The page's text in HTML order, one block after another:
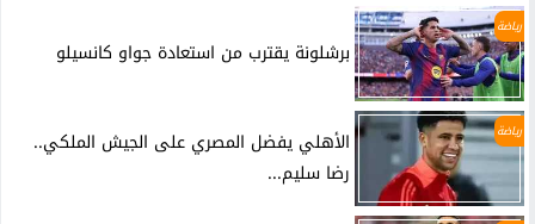
رياضة
برشلونة يقترب من استعادة جواو كانسيلو
رياضة
الأهلي يفضل المصري على الجيش الملكي..
رضا سليم...